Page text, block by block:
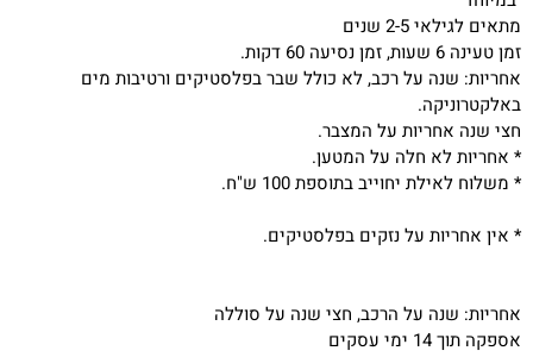
מתאים לגילאי 2-5 שנים
זמן טעינה 6 שעות, זמן נסיעה 60 דקות.
אחריות: שנה על רכב, לא כולל שבר בפלסטיקים ורטיבות מים
באלקטרוניקה.
חצי שנה אחריות על המצבר.
* אחריות לא חלה על המטען.
* משלוח לאילת יחוייב בתוספת 100 ש"ח.
* אין אחריות על נזקים בפלסטיקים.
אחריות: שנה על הרכב, חצי שנה על סוללה
אספקה תוך 14 ימי עסקים